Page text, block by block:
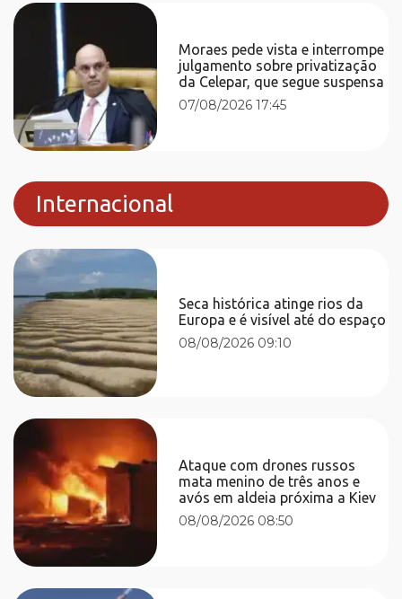
Moraes pede vista e interrompe
julgamento sobre privatização
da Celepar, que segue suspensa
07/08/2026 17:45
Internacional
Seca histórica atinge rios da
Europa e é visível até do espaço
08/08/2026 09:10
Ataque com drones russos
mata menino de três anos e
avós em aldeia próxima a Kiev
08/08/2026 08:50